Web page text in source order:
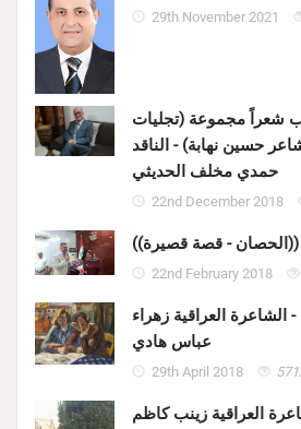
29th November 2021
شعراً مجموعة (تجليات
حسين نهابة) - الناقد
حمدي مخلف الحديثي
22nd December 2018
22nd February 2018
الشاعرة العراقية زهراء
عباس هادي
29th April 2018
العراقية زينب كاظم